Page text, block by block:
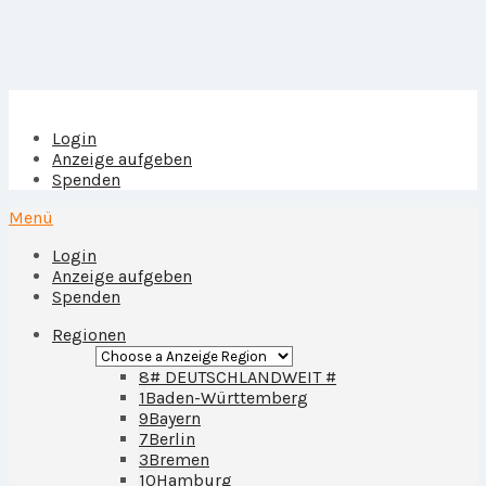
Login
Anzeige aufgeben
Spenden
Menü
Login
Anzeige aufgeben
Spenden
Regionen
8# DEUTSCHLANDWEIT #
1Baden-Württemberg
9Bayern
7Berlin
3Bremen
10Hamburg